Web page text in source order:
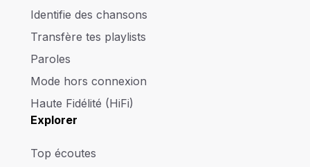
Identifie des chansons
Transfère tes playlists
Paroles
Mode hors connexion
Haute Fidélité (HiFi)
Explorer
Top écoutes